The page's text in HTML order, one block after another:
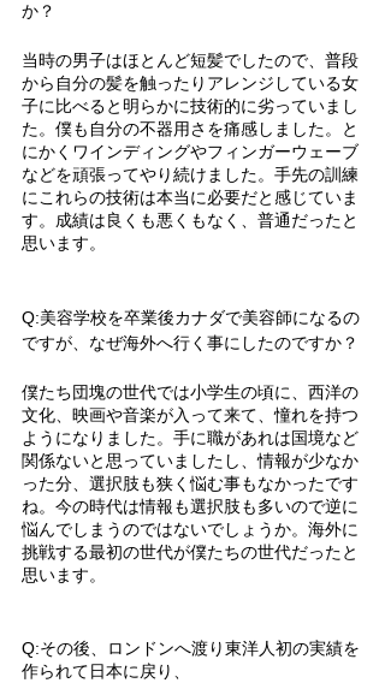
か？
当時の男子はほとんど短髪でしたので、普段
から自分の髪を触ったりアレンジしている女
子に比べると明らかに技術的に劣っていまし
た。僕も自分の不器用さを痛感しました。と
にかくワインディングやフィンガーウェーブ
などを頑張ってやり続けました。手先の訓練
にこれらの技術は本当に必要だと感じていま
す。成績は良くも悪くもなく、普通だったと
思います。
Q:美容学校を卒業後カナダで美容師になるの
ですが、なぜ海外へ行く事にしたのですか？
僕たち団塊の世代では小学生の頃に、西洋の
文化、映画や音楽が入って来て、憧れを持つ
ようになりました。手に職があれは国境など
関係ないと思っていましたし、情報が少なか
った分、選択肢も狭く悩む事もなかったです
ね。今の時代は情報も選択肢も多いので逆に
悩んでしまうのではないでしょうか。海外に
挑戦する最初の世代が僕たちの世代だったと
思います。
Q:その後、ロンドンへ渡り東洋人初の実績を
作られて日本に戻り、